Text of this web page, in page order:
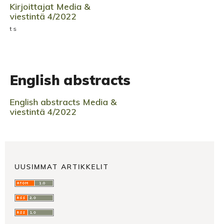
Kirjoittajat Media &
viestintä 4/2022
t s
English abstracts
English abstracts Media &
viestintä 4/2022
UUSIMMAT ARTIKKELIT